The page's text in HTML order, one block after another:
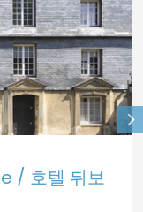
/ 호텔 뒤보